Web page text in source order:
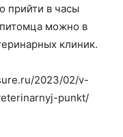
прийти в часы
можно в
клиник.
2023/02/v-
punkt/